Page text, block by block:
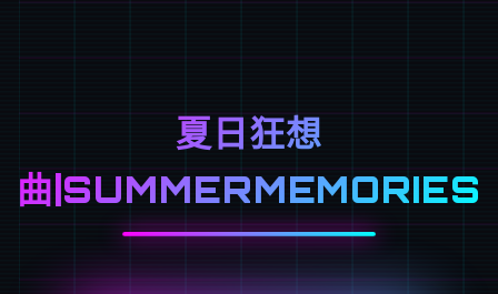
夏日狂想
曲|SUMMERMEMORIES